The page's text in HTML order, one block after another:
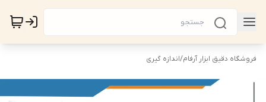
فروشگاه دقیق ابزار آرفام/اندازه گیری